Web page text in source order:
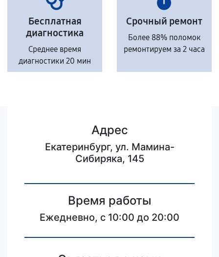
Бесплатная
диагностика
Среднее время
диагностики 20 мин
Срочный ремонт
Более 88% поломок
ремонтируем за 2 часа
Адрес
Екатеринбург, ул. Мамина-
Сибиряка, 145
Время работы
Ежедневно, с 10:00 до 20:00